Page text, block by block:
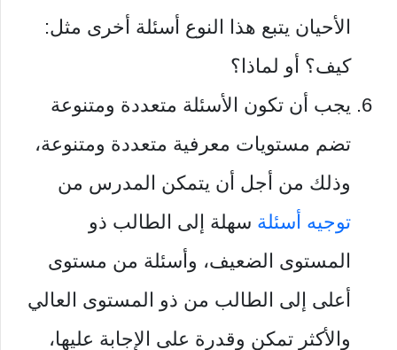
الأحيان يتبع هذا النوع أسئلة أخرى مثل:
كيف؟ أو لماذا؟
يجب أن تكون الأسئلة متعددة ومتنوعة
تضم مستويات معرفية متعددة ومتنوعة،
وذلك من أجل أن يتمكن المدرس من
توجيه أسئلة سهلة إلى الطالب ذو
المستوى الضعيف، وأسئلة من مستوى
أعلى إلى الطالب من ذو المستوى العالي
والأكثر تمكن وقدرة على الإجابة عليها،